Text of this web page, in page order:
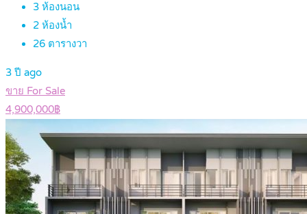
3 ห้องนอน
2 ห้องน้ำ
26 ตารางวา
3 ปี ago
ขาย For Sale
4,900,000฿